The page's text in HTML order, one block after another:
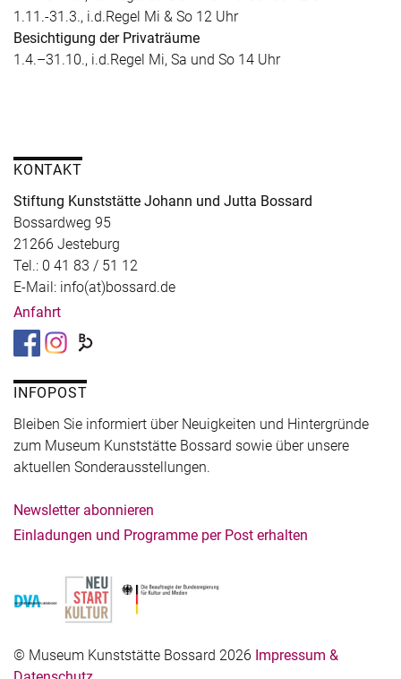
1.11.-31.3., i.d.Regel Mi & So 12 Uhr
Besichtigung der Privaträume
1.4.–31.10., i.d.Regel Mi, Sa und So 14 Uhr
KONTAKT
Stiftung Kunststätte Johann und Jutta Bossard
Bossardweg 95
21266 Jesteburg
Tel.: 0 41 83 / 51 12
E-Mail: info(at)bossard.de
Anfahrt
INFOPOST
Bleiben Sie informiert über Neuigkeiten und Hintergründe
zum Museum Kunststätte Bossard sowie über unsere
aktuellen Sonderausstellungen.
Newsletter abonnieren
Einladungen und Programme per Post erhalten
© Museum Kunststätte Bossard 2026 Impressum &